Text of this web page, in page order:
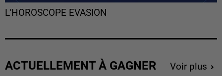
L'HOROSCOPE EVASION
ACTUELLEMENT À GAGNER Voir plus